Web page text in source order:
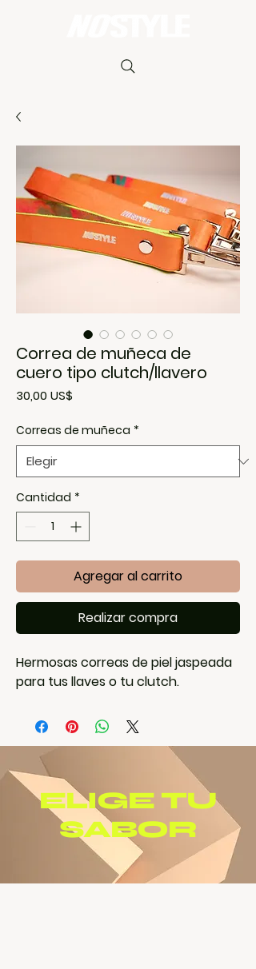
Correa de muñeca de
cuero tipo clutch/llavero
30,00 US$
Correas de muñeca *
Cantidad *
Agregar al carrito
Realizar compra
Hermosas correas de piel jaspeada
para tus llaves o tu clutch.
ELIGE TU
SABOR